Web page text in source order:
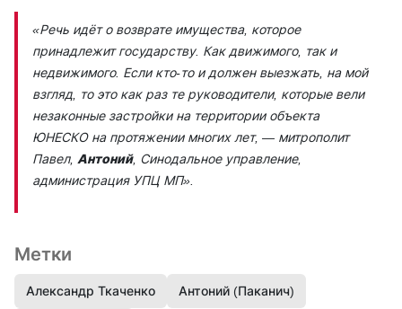
«Речь идёт о возврате имущества, которое
принадлежит государству. Как движимого, так и
недвижимого. Если кто-то и должен выезжать, на мой
взгляд, то это как раз те руководители, которые вели
незаконные застройки на территории объекта
ЮНЕСКО на протяжении многих лет, — митрополит
Павел, Антоний, Синодальное управление,
администрация УПЦ МП».
Метки
Александр Ткаченко Антоний (Паканич)